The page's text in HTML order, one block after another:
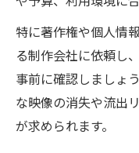
特に著作権や個人情
る制作会社に依頼し
事前に確認しましょ
な映像の消失や流出
が求められます。